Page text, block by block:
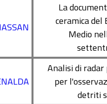
La
ceramica del
Medio
Analisi di radar
per
detriti